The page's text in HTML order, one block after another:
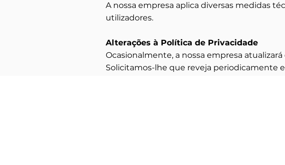
A nossa empresa aplica diversas medidas
utilizadores.
Alterações à Política de Privacidade
Ocasionalmente, a nossa empresa
Solicitamos-lhe que reveja periodicamente